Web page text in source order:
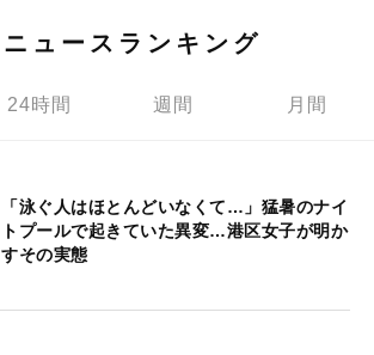
ニュースランキング
24時間 週間 月間
「泳ぐ人はほとんどいなくて…」猛暑のナイ
トプールで起きていた異変…港区女子が明か
すその実態